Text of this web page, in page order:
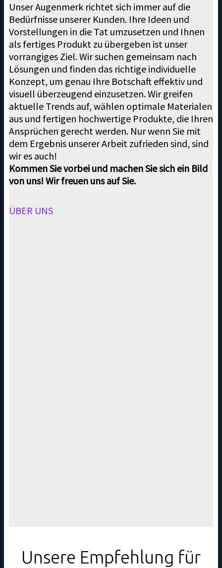
Unser Augenmerk richtet sich immer auf die
Bedürfnisse unserer Kunden. Ihre Ideen und
Vorstellungen in die Tat umzusetzen und Ihnen
als fertiges Produkt zu übergeben ist unser
vorrangiges Ziel. Wir suchen gemeinsam nach
Lösungen und finden das richtige individuelle
Konzept, um genau Ihre Botschaft effektiv und
visuell überzeugend einzusetzen. Wir greifen
aktuelle Trends auf, wählen optimale Materialen
aus und fertigen hochwertige Produkte, die Ihren
Ansprüchen gerecht werden. Nur wenn Sie mit
dem Ergebnis unserer Arbeit zufrieden sind, sind
wir es auch!
Kommen Sie vorbei und machen Sie sich ein Bild
von uns! Wir freuen uns auf Sie.
ÜBER UNS
Unsere Empfehlung für